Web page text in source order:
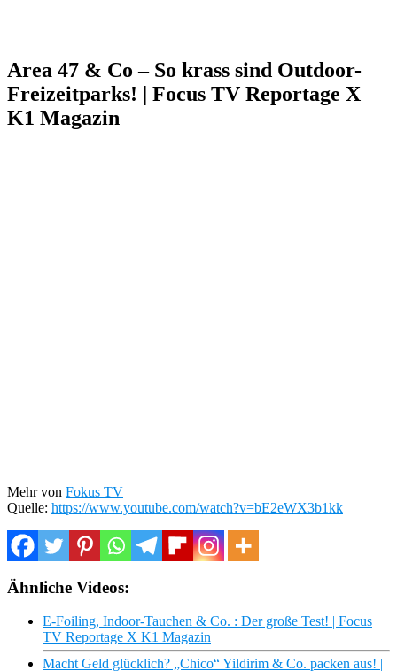
Area 47 & Co – So krass sind Outdoor-
Freizeitparks! | Focus TV Reportage X
K1 Magazin
Mehr von Fokus TV
Quelle: https://www.youtube.com/watch?v=bE2eWX3b1kk
Ähnliche Videos:
E-Foiling, Indoor-Tauchen & Co. : Der große Test! | Focus
TV Reportage X K1 Magazin
Macht Geld glücklich? „Chico“ Yildirim & Co. packen aus! |